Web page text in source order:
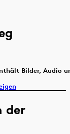
Bilder, Audio
der